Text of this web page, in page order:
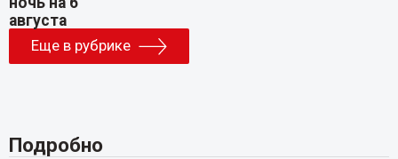
Еще в рубрике
Подробно